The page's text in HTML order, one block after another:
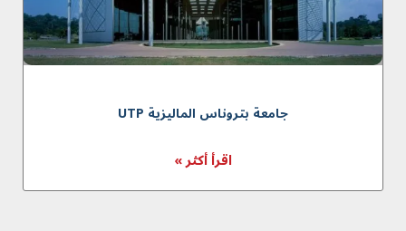
جامعة بتروناس المالیزیة UTP
اقرأ أكثر »